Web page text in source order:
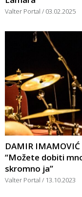
Valter Portal 03.02.2025
DAMIR
“Možete dobiti
skromno ja”
Valter Portal 13.10.2023